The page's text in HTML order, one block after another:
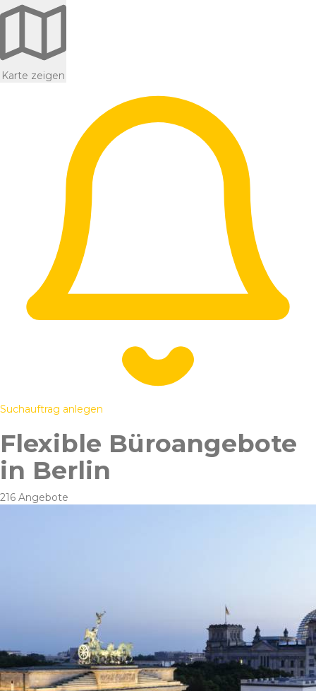
Karte zeigen
Suchauftrag anlegen
Flexible Büroangebote
in Berlin
216 Angebote